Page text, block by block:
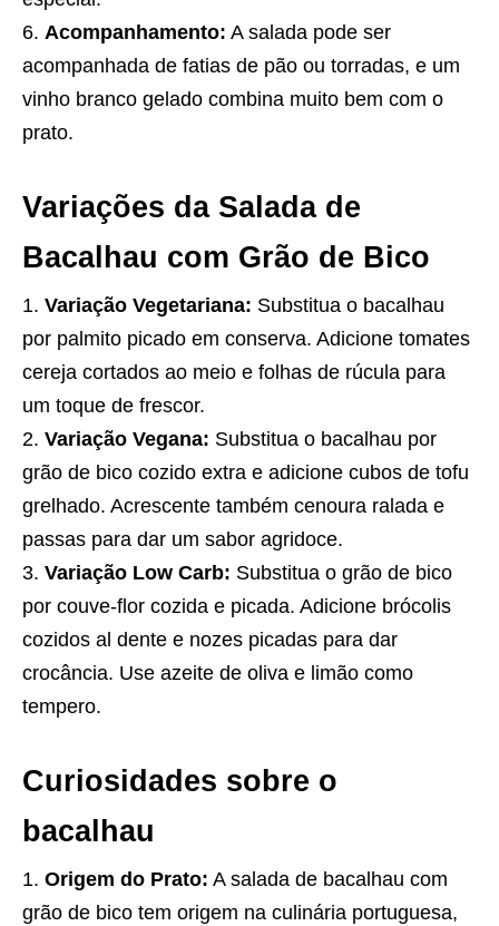
Acompanhamento: A salada pode ser
acompanhada de fatias de pão ou torradas, e um
vinho branco gelado combina muito bem com o
prato.
Variações da Salada de
Bacalhau com Grão de Bico
Variação Vegetariana: Substitua o bacalhau
por palmito picado em conserva. Adicione tomates
cereja cortados ao meio e folhas de rúcula para
um toque de frescor.
Variação Vegana: Substitua o bacalhau por
grão de bico cozido extra e adicione cubos de tofu
grelhado. Acrescente também cenoura ralada e
passas para dar um sabor agridoce.
Variação Low Carb: Substitua o grão de bico
por couve-flor cozida e picada. Adicione brócolis
cozidos al dente e nozes picadas para dar
crocância. Use azeite de oliva e limão como
tempero.
Curiosidades sobre o
bacalhau
Origem do Prato: A salada de bacalhau com
grão de bico tem origem na culinária portuguesa,